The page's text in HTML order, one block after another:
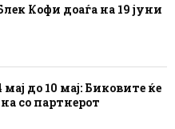
Кофи доаѓа на 19 јуни
до 10 мај: Биковите ќе
со партнерот